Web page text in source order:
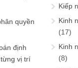
quyền
định
vị trí
Kiếp
Kinh
(17)
Kinh
(8)